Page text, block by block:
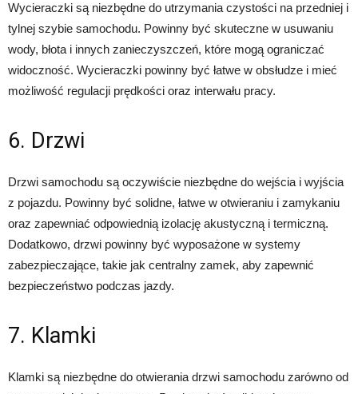
Wycieraczki są niezbędne do utrzymania czystości na przedniej i
tylnej szybie samochodu. Powinny być skuteczne w usuwaniu
wody, błota i innych zanieczyszczeń, które mogą ograniczać
widoczność. Wycieraczki powinny być łatwe w obsłudze i mieć
możliwość regulacji prędkości oraz interwału pracy.
6. Drzwi
Drzwi samochodu są oczywiście niezbędne do wejścia i wyjścia
z pojazdu. Powinny być solidne, łatwe w otwieraniu i zamykaniu
oraz zapewniać odpowiednią izolację akustyczną i termiczną.
Dodatkowo, drzwi powinny być wyposażone w systemy
zabezpieczające, takie jak centralny zamek, aby zapewnić
bezpieczeństwo podczas jazdy.
7. Klamki
Klamki są niezbędne do otwierania drzwi samochodu zarówno od